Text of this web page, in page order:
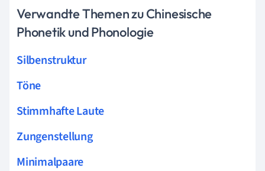
Verwandte Themen zu Chinesische
Phonetik und Phonologie
Silbenstruktur
Töne
Stimmhafte Laute
Zungenstellung
Minimalpaare